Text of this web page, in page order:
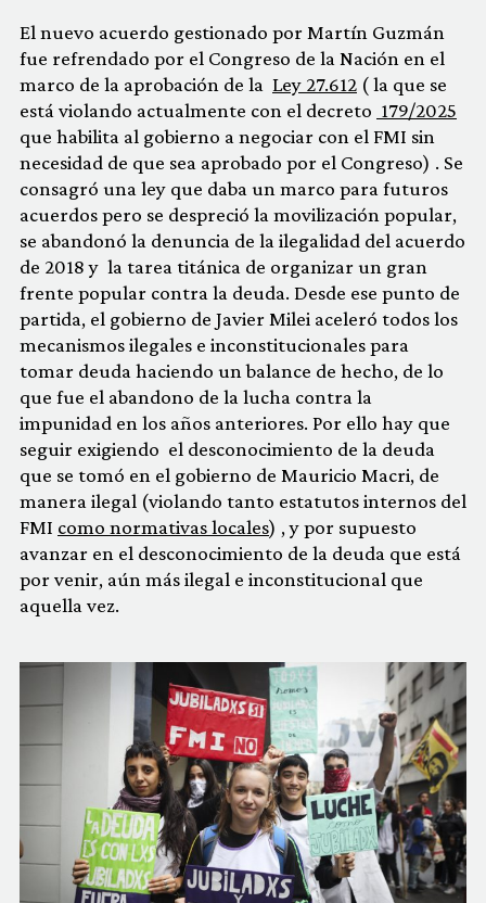
El nuevo acuerdo gestionado por Martín Guzmán
fue refrendado por el Congreso de la Nación en el
marco de la aprobación de la Ley 27.612 ( la que se
está violando actualmente con el decreto 179/2025
que habilita al gobierno a negociar con el FMI sin
necesidad de que sea aprobado por el Congreso) . Se
consagró una ley que daba un marco para futuros
acuerdos pero se despreció la movilización popular,
se abandonó la denuncia de la ilegalidad del acuerdo
de 2018 y la tarea titánica de organizar un gran
frente popular contra la deuda. Desde ese punto de
partida, el gobierno de Javier Milei aceleró todos los
mecanismos ilegales e inconstitucionales para
tomar deuda haciendo un balance de hecho, de lo
que fue el abandono de la lucha contra la
impunidad en los años anteriores. Por ello hay que
seguir exigiendo el desconocimiento de la deuda
que se tomó en el gobierno de Mauricio Macri, de
manera ilegal (violando tanto estatutos internos del
FMI como normativas locales) , y por supuesto
avanzar en el desconocimiento de la deuda que está
por venir, aún más ilegal e inconstitucional que
aquella vez.